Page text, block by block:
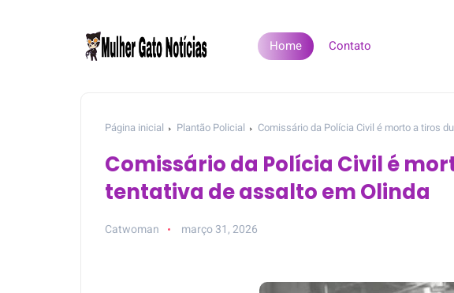
Home Contato
Página inicial Plantão Policial Comissário da Polícia Civil é morto a tiros
Comissário da Polícia Civil é
tentativa de assalto em Olinda
Catwoman março 31, 2026